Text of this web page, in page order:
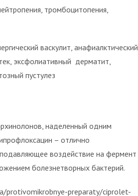
тромбоцитопения,
васкулит, анафиалктический
эксфолиативный дерматит,
пустулез
наделенный одним
– отлично
воздействие на фермент
болезнетворных бактерий.
protivomikrobnye-preparaty/ciprolet-